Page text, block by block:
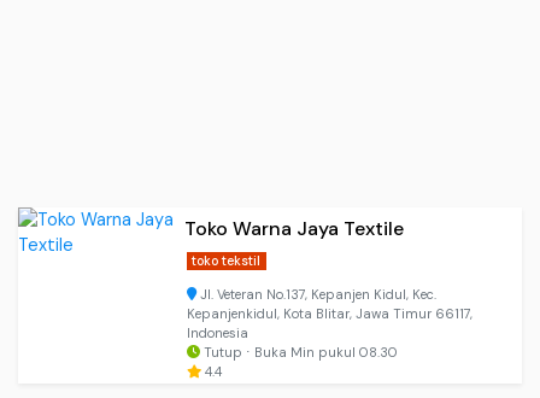
Toko Warna Jaya Textile
toko tekstil
Jl. Veteran No.137, Kepanjen Kidul, Kec.
Kepanjenkidul, Kota Blitar, Jawa Timur 66117,
Indonesia
Tutup ⋅ Buka Min pukul 08.30
4.4